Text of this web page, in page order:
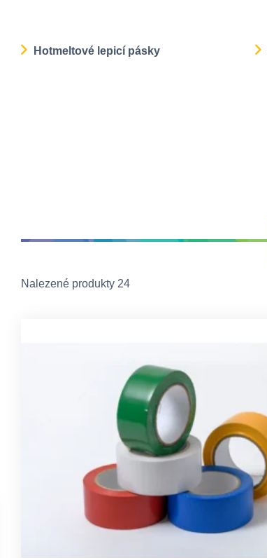
Hotmeltové lepicí pásky
Nalezené produkty 24